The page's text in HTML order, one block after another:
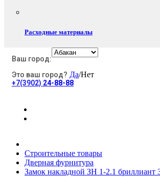
Расходные материалы
Электротовары
Ваш город:
Это ваш город? Да/Нет
+7(3902) 24-88-88
Строительные товары
Дверная фурнитура
Замок накладной ЗН 1-2.1 бриллиант